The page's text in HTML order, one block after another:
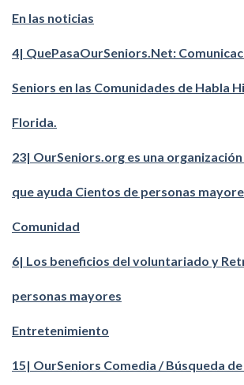
En las noticias
4| QuePasaOurSeniors.Net:
Seniors en las Comunidades de Habla
Florida.
23| OurSeniors.org es una
que ayuda Cientos de personas
Comunidad
6| Los beneficios del voluntariado y
personas mayores
Entretenimiento
15| OurSeniors Comedia / Búsqueda